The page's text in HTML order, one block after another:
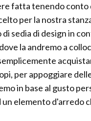
fatta tenendo conto
per la nostra
di sedia di design in
la andremo a
per appoggiare
in base al gusto
elemento d'arredo